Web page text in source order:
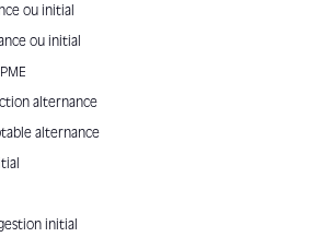
ou initial
ou initial
alternance
alternance
initial